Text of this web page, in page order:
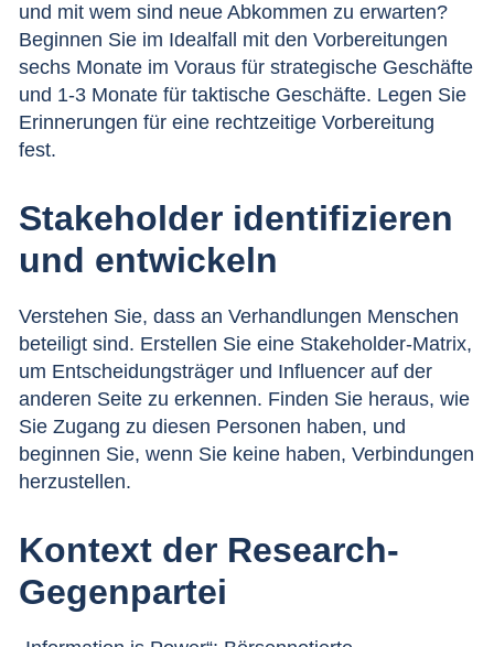
und mit wem sind neue Abkommen zu erwarten?
Beginnen Sie im Idealfall mit den Vorbereitungen
sechs Monate im Voraus für strategische Geschäfte
und 1-3 Monate für taktische Geschäfte. Legen Sie
Erinnerungen für eine rechtzeitige Vorbereitung
fest.
Stakeholder identifizieren
und entwickeln
Verstehen Sie, dass an Verhandlungen Menschen
beteiligt sind. Erstellen Sie eine Stakeholder-Matrix,
um Entscheidungsträger und Influencer auf der
anderen Seite zu erkennen. Finden Sie heraus, wie
Sie Zugang zu diesen Personen haben, und
beginnen Sie, wenn Sie keine haben, Verbindungen
herzustellen.
Kontext der Research-
Gegenpartei